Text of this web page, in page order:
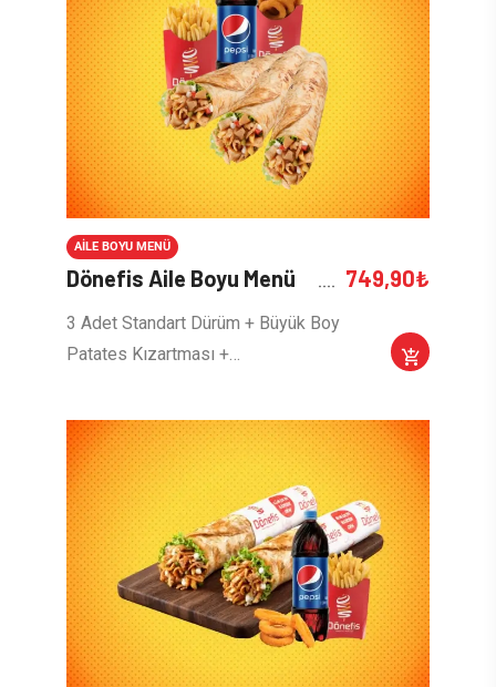
AILE BOYU MENÜ
Dönefis Aile Boyu Menü 749,90₺
3 Adet Standart Dürüm + Büyük Boy
Patates Kızartması +…